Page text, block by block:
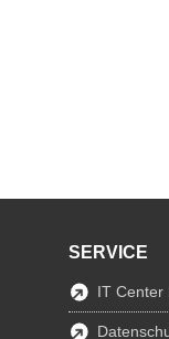
SERVICE
IT Center